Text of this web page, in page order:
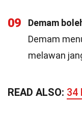
09
Demam
Demam
melawan
READ ALSO: 34